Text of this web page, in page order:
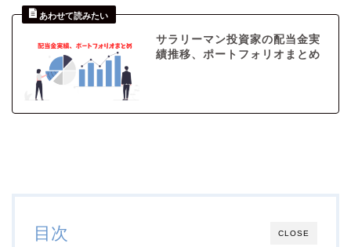
サラリーマン投資家の配当金実
績推移、ポートフォリオまとめ
CLOSE
目次